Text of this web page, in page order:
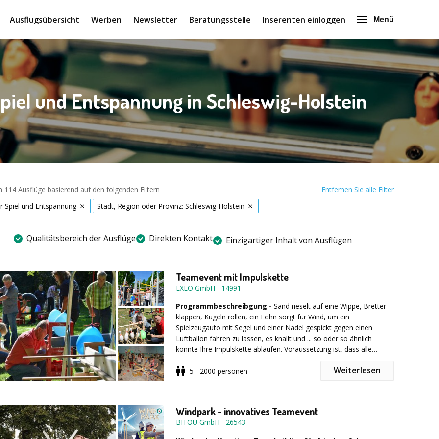
Ausflugsübersicht Werben Newsletter Beratungsstelle Inserenten einloggen Menü
und Entspannung in Schleswig-Holstein
114 Ausflüge basierend auf den folgenden Filtern
Entfernen Sie alle Filter
Spiel und Entspannung
Stadt, Region oder Provinz: Schleswig-Holstein
Qualitätsbereich der Ausflüge Direkten Kontakt Einzigartiger Inhalt von Ausflügen
Teamevent mit Impulskette
EXEO GmbH - 14991
Programmbeschreibgung - Sand rieselt auf eine Wippe, Bretter
klappen, Kugeln rollen, ein Föhn sorgt für Wind, um ein
Spielzeugauto mit Segel und einer Nadel gespickt gegen einen
Luftballon fahren zu lassen, es knallt und ... so oder so ähnlich
könnte Ihre Impulskette ablaufen. Voraussetzung ist, dass alle
beisteuern, sich absprechen und Absprachen einhalten. So kann ein
ist ebenfalls möglich.
5 - 2000 personen Weiterlesen
Windpark - innovatives Teamevent
BITOU GmbH - 26543